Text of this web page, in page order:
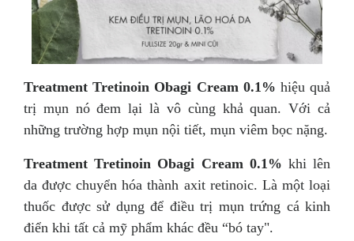
Treatment Tretinoin Obagi Cream 0.1% hiệu quả
trị mụn nó đem lại là vô cùng khả quan. Với cả
những trường hợp mụn nội tiết, mụn viêm bọc nặng.
Treatment Tretinoin Obagi Cream 0.1% khi lên
da được chuyển hóa thành axit retinoic. Là một loại
thuốc được sử dụng để điều trị mụn trứng cá kinh
điển khi tất cả mỹ phẩm khác đều “bó tay".